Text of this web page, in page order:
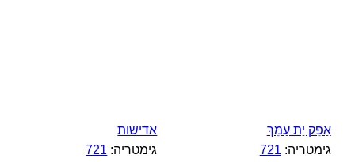
אַפֵּק יַת עַמֵּךְ
גימטריה: 721
אדישות
גימטריה: 721